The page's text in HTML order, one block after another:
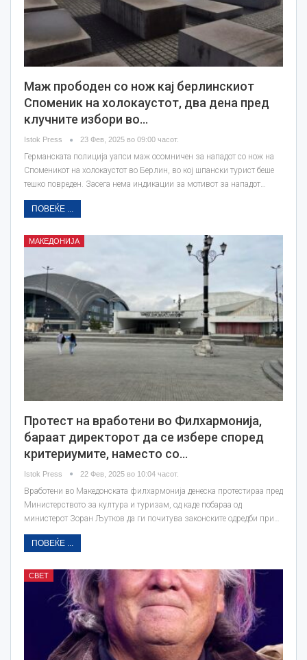
Маж прободен со нож кај берлинскиот
Споменик на холокаустот, два дена пред
клучните избори во…
Istok Press 23 Фев, 2025 во 09:00 часот.
Германската полиција уапси маж осомничен за нападот со нож на
Споменикот на холокаустот во Берлин, во кој шпански турист беше
тешко повреден. Засега нема индикации за мотивот за нападот…
ПОВЕЌЕ ...
МАКЕДОНИЈА
Протест на вработени во Филхармонија,
бараат директорот да се избере според
критериумите, наместо со…
Istok Press 22 Фев, 2025 во 10:04 часот.
Вработени во Македонската филхармонија денеска протестираа пред
Министерството за култура и туризам, од каде побараа од
министерот Зоран Љутков да ги почитува законските одредби при…
ПОВЕЌЕ ...
СВЕТ